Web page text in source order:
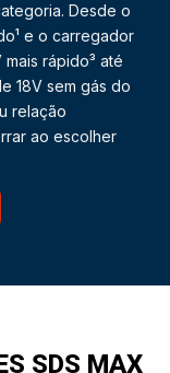
Desde o
e o carregador
rápido³ até
18V sem gás do
relação
ao escolher
SDS MAX